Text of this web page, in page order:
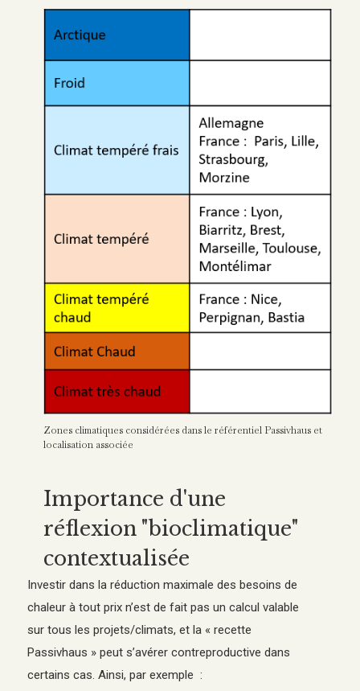
Zones climatiques considérées dans le référentiel Passivhaus et
localisation associée
Importance d'une
réflexion "bioclimatique"
contextualisée
Investir dans la réduction maximale des besoins de
chaleur à tout prix n’est de fait pas un calcul valable
sur tous les projets/climats, et la « recette
Passivhaus » peut s’avérer contreproductive dans
certains cas. Ainsi, par exemple :